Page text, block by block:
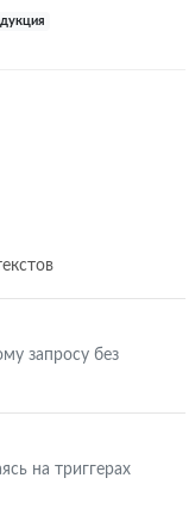
запросу без
на триггерах